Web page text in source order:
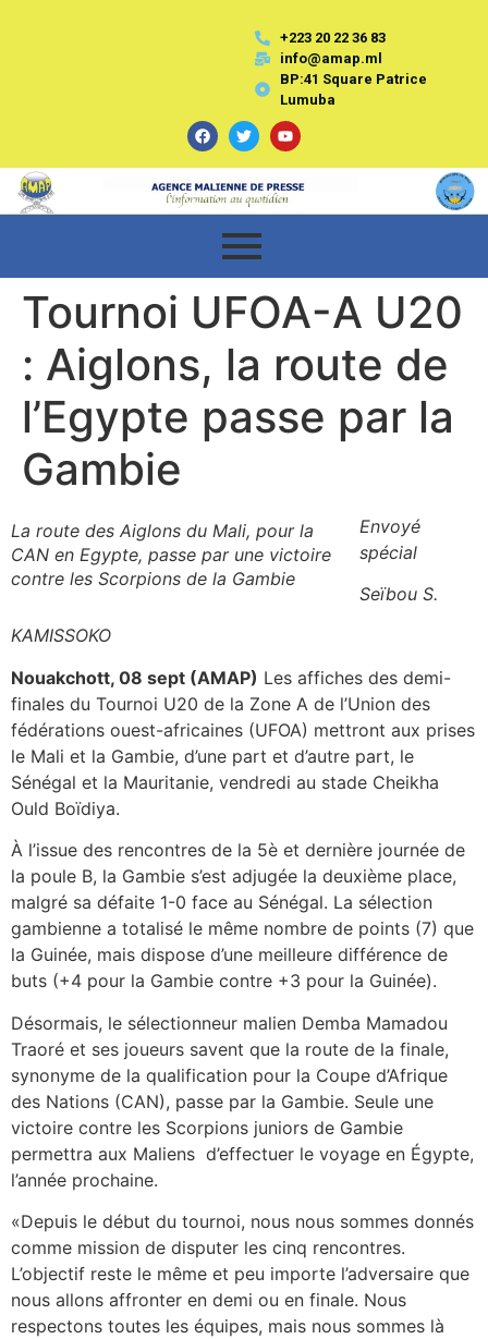
+223 20 22 36 83
info@amap.ml
BP:41 Square Patrice
Lumuba
Tournoi UFOA-A U20
: Aiglons, la route de
l’Egypte passe par la
Gambie
La route des Aiglons du Mali, pour la
CAN en Egypte, passe par une victoire
contre les Scorpions de la Gambie
Envoyé
spécial
Seïbou S.
KAMISSOKO
Nouakchott, 08 sept (AMAP) Les affiches des demi-
finales du Tournoi U20 de la Zone A de l’Union des
fédérations ouest-africaines (UFOA) mettront aux prises
le Mali et la Gambie, d’une part et d’autre part, le
Sénégal et la Mauritanie, vendredi au stade Cheikha
Ould Boïdiya.
À l’issue des rencontres de la 5è et dernière journée de
la poule B, la Gambie s’est adjugée la deuxième place,
malgré sa défaite 1-0 face au Sénégal. La sélection
gambienne a totalisé le même nombre de points (7) que
la Guinée, mais dispose d’une meilleure différence de
buts (+4 pour la Gambie contre +3 pour la Guinée).
Désormais, le sélectionneur malien Demba Mamadou
Traoré et ses joueurs savent que la route de la finale,
synonyme de la qualification pour la Coupe d’Afrique
des Nations (CAN), passe par la Gambie. Seule une
victoire contre les Scorpions juniors de Gambie
permettra aux Maliens d’effectuer le voyage en Égypte,
l’année prochaine.
«Depuis le début du tournoi, nous nous sommes donnés
comme mission de disputer les cinq rencontres.
L’objectif reste le même et peu importe l’adversaire que
nous allons affronter en demi ou en finale. Nous
respectons toutes les équipes, mais nous sommes là